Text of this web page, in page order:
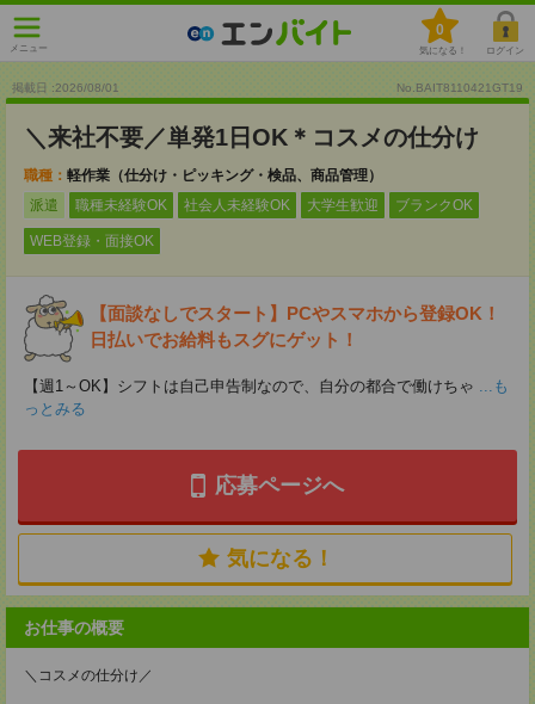
メニュー
0
気になる！ ログイン
掲載日 :2026/08/01 No.BAIT8110421GT19
＼来社不要／単発1日OK＊コスメの仕分け
職種： 軽作業（仕分け・ピッキング・検品、商品管理）
派遣
職種未経験OK 社会人未経験OK 大学生歓迎 ブランクOK
WEB登録・面接OK
【面談なしでスタート】PCやスマホから登録OK！
日払いでお給料もスグにゲット！
【週1～OK】シフトは自己申告制なので、自分の都合で働けちゃ ...も
っとみる
応募ページへ
気になる！
お仕事の概要
＼コスメの仕分け／